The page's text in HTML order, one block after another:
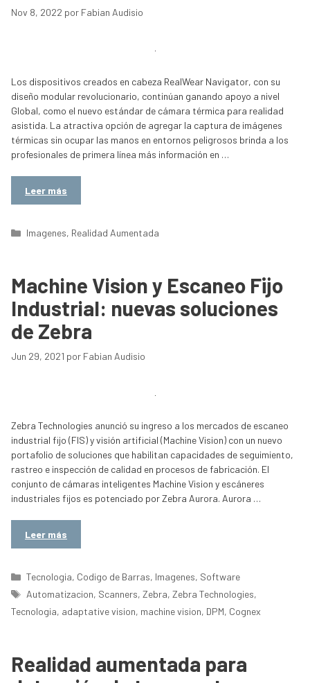
Nov 8, 2022 por Fabian Audisio
Los dispositivos creados en cabeza RealWear Navigator, con su
diseño modular revolucionario, continúan ganando apoyo a nivel
Global, como el nuevo estándar de cámara térmica para realidad
asistida. La atractiva opción de agregar la captura de imágenes
térmicas sin ocupar las manos en entornos peligrosos brinda a los
profesionales de primera línea más información en …
Leer más
Categorías
Imagenes, Realidad Aumentada
Machine Vision y Escaneo Fijo
Industrial: nuevas soluciones
de Zebra
Jun 29, 2021 por Fabian Audisio
Zebra Technologies anunció su ingreso a los mercados de escaneo
industrial fijo (FIS) y visión artificial (Machine Vision) con un nuevo
portafolio de soluciones que habilitan capacidades de seguimiento,
rastreo e inspección de calidad en procesos de fabricación. El
conjunto de cámaras inteligentes Machine Vision y escáneres
industriales fijos es potenciado por Zebra Aurora. Aurora …
Leer más
Categorías
Tecnologia, Codigo de Barras, Imagenes, Software
Etiquetas
Automatizacion, Scanners,Zebra,Zebra Technologies,
Tecnologia, adaptative vision, machine vision, DPM, Cognex
Realidad aumentada para